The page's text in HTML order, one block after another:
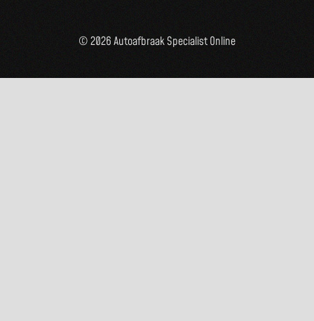
© 2026 Autoafbraak Specialist Online